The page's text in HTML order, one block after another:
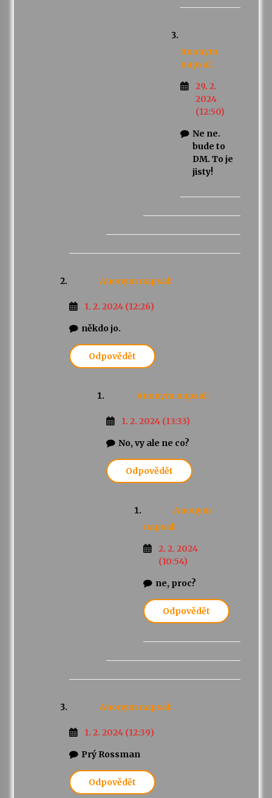
Anonym
napsal:
29. 2.
2024
(12:50)
Ne ne.
bude to
DM. To je
jisty!
Anonym napsal:
1. 2. 2024 (12:26)
někdo jo.
Odpovědět
Anonym napsal:
1. 2. 2024 (13:33)
No, vy ale ne co?
Odpovědět
Anonym
napsal:
2. 2. 2024
(10:54)
ne, proc?
Odpovědět
Anonym napsal:
1. 2. 2024 (12:39)
Prý Rossman
Odpovědět